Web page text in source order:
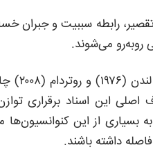
رابطه سببیت و جبران
می‌شوند.
در عرصه
اصلی این اسناد برقراری
بسیاری از این
داشته باشند.